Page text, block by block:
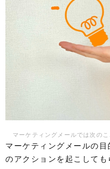
マーケティングメールでは次の
マーケティングメールの
のアクションを起こしても